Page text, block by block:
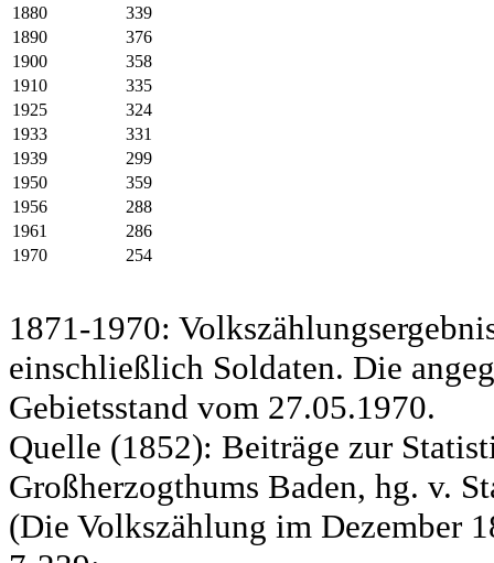
1880
339
1890
376
1900
358
1910
335
1925
324
1933
331
1939
299
1950
359
1956
288
1961
286
1970
254
1871-1970:
einschließlich Soldaten. Die
Gebietsstand vom 27.05.1970.
Quelle (1852): Beiträge zur
Großherzogthums Baden, hg. v.
(Die Volkszählung im Dezember